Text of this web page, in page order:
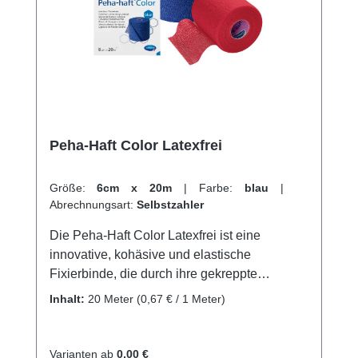
latexfreie Mollelast Haftbinden online bei uns
und profitieren Sie von unserem schnellen
Versand und unserem hervorragenden
Peha-Haft Color Latexfrei
Größe: 6cm x 20m | Farbe: blau |
Abrechnungsart: Selbstzahler
Die Peha-Haft Color Latexfrei ist eine
innovative, kohäsive und elastische
Fixierbinde, die durch ihre gekreppte
Gewebestruktur und Imprägnierung mit einem
ca. 100 % und dem starken
Inhalt: 20 Meter (0,67 € / 1 Meter)
Varianten ab 0,00 €